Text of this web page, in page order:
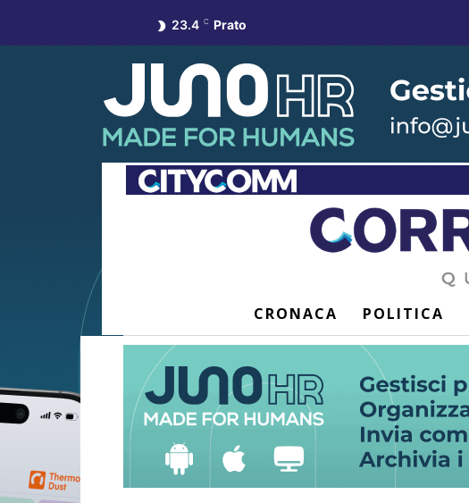
23.4 C Prato
CRONACA POLITICA